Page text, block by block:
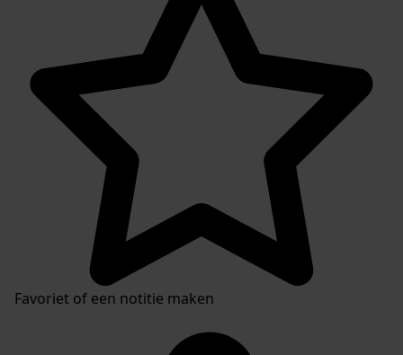
Favoriet of een notitie maken